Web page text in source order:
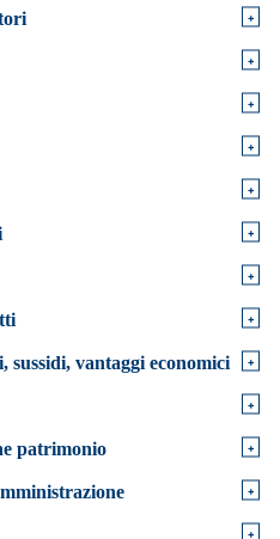
+
+
+
+
+
+
+
+
sussidi, vantaggi economici +
+
patrimonio +
+
+